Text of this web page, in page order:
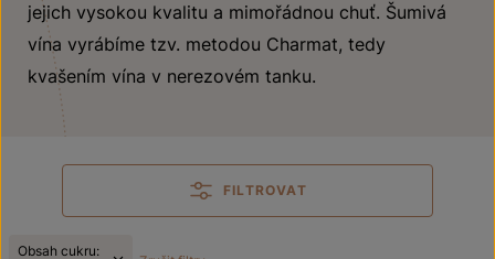
jejich vysokou kvalitu a mimořádnou chuť. Šumivá
vína vyrábíme tzv. metodou Charmat, tedy
kvašením vína v nerezovém tanku.
FILTROVAT
Obsah cukru: